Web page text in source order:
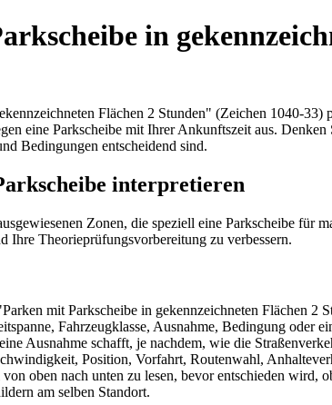
in
Flächen 2 Stunden" (Zeichen 1040-
eine Parkscheibe mit Ihrer Ankunftszeit aus.
Bedingungen entscheidend sind.
interpretieren
Zonen, die speziell eine Parkscheibe
Ihre Theorieprüfungsvorbereitung zu verbessern.
mit Parkscheibe in gekennzeichneten Flächen
Fahrzeugklasse, Ausnahme, Bedingung oder
Ausnahme schafft, je nachdem, wie die
Position, Vorfahrt, Routenwahl,
von oben nach unten zu lesen, bevor entschieden
am selben Standort.